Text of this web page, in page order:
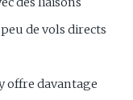
de vols directs
offre davantage